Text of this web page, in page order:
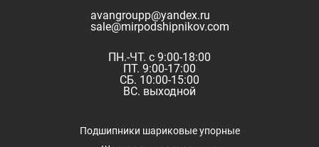
avangroupp@yandex.ru
sale@mirpodshipnikov.com
ПН.-ЧТ. с 9:00-18:00
ПТ. 9:00-17:00
СБ. 10:00-15:00
ВС. выходной
Подшипники шариковые упорные